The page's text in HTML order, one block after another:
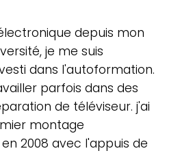
depuis mon
je me suis
dans l'autoformation.
parfois dans des
de téléviseur. j'ai
montage
2008 avec l'appuis de